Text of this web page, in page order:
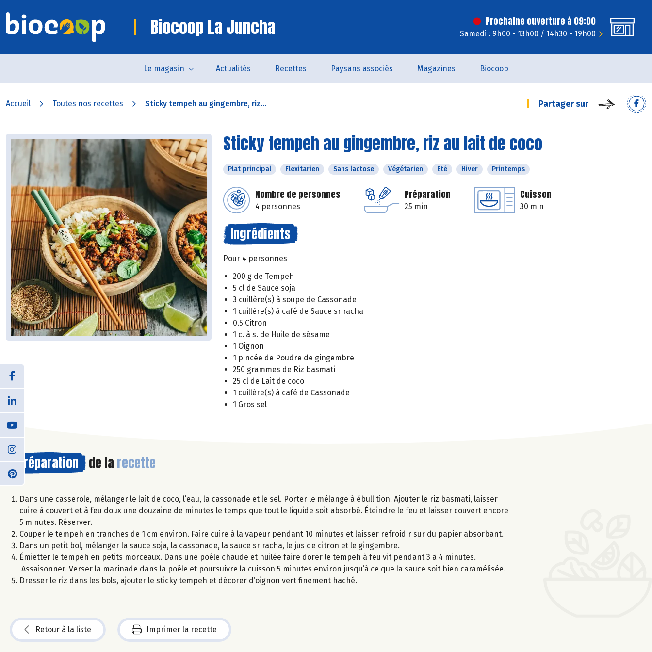
Biocoop La Juncha Prochaine ouverture à 09:00
Samedi : 9h00 - 13h00 / 14h30 - 19h00
Le magasin Actualités Recettes Paysans associés Magazines Biocoop
Accueil Toutes nos recettes Sticky tempeh au gingembre, riz... Partager sur
Sticky tempeh au gingembre, riz au lait de coco
Plat principal Flexitarien Sans lactose Végétarien Eté Hiver Printemps
Nombre de personnes
4 personnes
Préparation
25 min
Cuisson
30 min
Ingrédients
Pour 4 personnes
200 g de Tempeh
5 cl de Sauce soja
3 cuillère(s) à soupe de Cassonade
1 cuillère(s) à café de Sauce sriracha
0.5 Citron
1 c. à s. de Huile de sésame
1 Oignon
1 pincée de Poudre de gingembre
250 grammes de Riz basmati
25 cl de Lait de coco
1 cuillère(s) à café de Cassonade
1 Gros sel
Préparation de la recette
Dans une casserole, mélanger le lait de coco, l’eau, la cassonade et le sel. Porter le mélange à ébullition. Ajouter le riz basmati, laisser
cuire à couvert et à feu doux une douzaine de minutes le temps que tout le liquide soit absorbé. Éteindre le feu et laisser couvert encore
5 minutes. Réserver.
Couper le tempeh en tranches de 1 cm environ. Faire cuire à la vapeur pendant 10 minutes et laisser refroidir sur du papier absorbant.
Dans un petit bol, mélanger la sauce soja, la cassonade, la sauce sriracha, le jus de citron et le gingembre.
Émietter le tempeh en petits morceaux. Dans une poêle chaude et huilée faire dorer le tempeh à feu vif pendant 3 à 4 minutes.
Assaisonner. Verser la marinade dans la poêle et poursuivre la cuisson 5 minutes environ jusqu’à ce que la sauce soit bien caramélisée.
Dresser le riz dans les bols, ajouter le sticky tempeh et décorer d’oignon vert finement haché.
Retour à la liste Imprimer la recette